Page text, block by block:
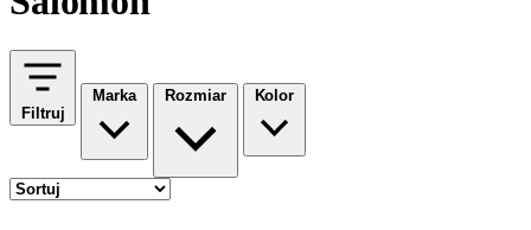
Filtruj
Marka Rozmiar Kolor